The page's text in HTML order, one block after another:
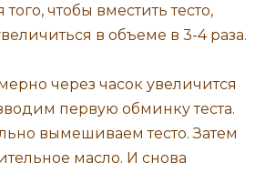
чтобы вместить тесто,
в объеме в 3-4 раза.
через часок увеличится
первую обминку теста.
вымешиваем тесто. Затем
масло. И снова